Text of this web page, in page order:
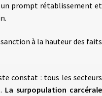
un prompt rétablissement et
à la hauteur des faits
constat : tous les secteurs
La surpopulation carcérale